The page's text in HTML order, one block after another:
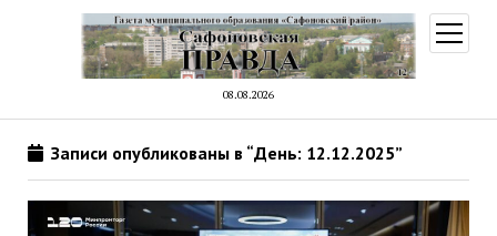
08.08.2026
меню
Записи опубликованы в “День: 12.12.2025”